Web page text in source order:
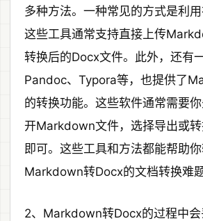
多种方法。一种常见的方式是利用
这些工具通常支持直接上传
转换后的Docx文件。此外，还有
Pandoc、Typora等，也提供了
的转换功能。这些软件通常需要
开Markdown文件，选择导出或
即可。这些工具和方法都能帮助
Markdown转Docx的文档转换难题
2、Markdown转Docx的过程中会